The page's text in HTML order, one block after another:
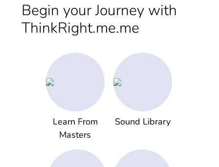
Begin your Journey with
ThinkRight.me.me
Learn From
Masters
Sound Library